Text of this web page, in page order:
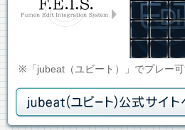
※「jubeat（ユビート）」でプレー可